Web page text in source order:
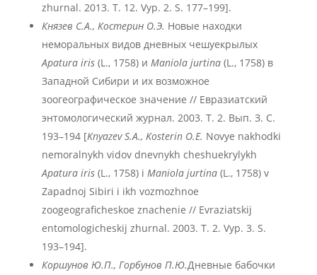
zhurnal. 2013. T. 12. Vyp. 2. S. 177–199].
Князев С.А., Костерин О.Э. Новые находки
неморальных видов дневных чешуекрылых
Apatura iris(L., 1758) и Maniola jurtina(L., 1758) в
Западной Сибири и их возможное
зоогеографическое значение // Евразиатский
энтомологический журнал. 2003. Т. 2. Вып. З. С.
193–194 [Knyazev S.A., Kosterin O.E. Novye nakhodki
nemoralnykh vidov dnevnykh cheshuekrylykh
Apatura iris(L., 1758) i Maniola jurtina(L., 1758) v
Zapadnoj Sibiri i ikh vozmozhnoe
zoogeograficheskoe znachenie // Evraziatskij
entomologicheskij zhurnal. 2003. T. 2. Vyp. 3. S.
193–194].
Коршунов Ю.П., Горбунов П.Ю.Дневные бабочки